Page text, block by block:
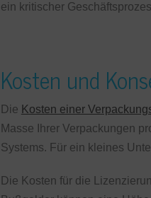
ein kritischer
Kosten und
Die Kosten einer
Masse Ihrer Verpackungen
Systems. Für ein kleines
Die Kosten für die